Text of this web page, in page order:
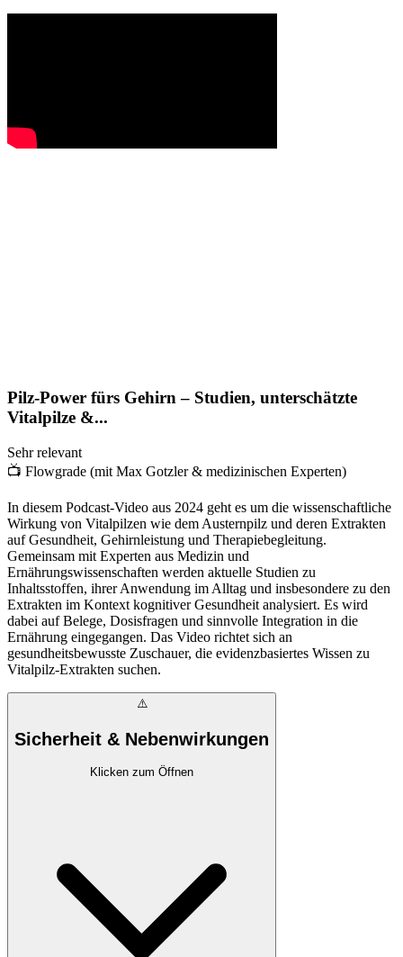
Pilz-Power fürs Gehirn – Studien, unterschätzte
Vitalpilze &...
Sehr relevant
📺 Flowgrade (mit Max Gotzler & medizinischen Experten)
In diesem Podcast-Video aus 2024 geht es um die wissenschaftliche
Wirkung von Vitalpilzen wie dem Austernpilz und deren Extrakten
auf Gesundheit, Gehirnleistung und Therapiebegleitung.
Gemeinsam mit Experten aus Medizin und
Ernährungswissenschaften werden aktuelle Studien zu
Inhaltsstoffen, ihrer Anwendung im Alltag und insbesondere zu den
Extrakten im Kontext kognitiver Gesundheit analysiert. Es wird
dabei auf Belege, Dosisfragen und sinnvolle Integration in die
Ernährung eingegangen. Das Video richtet sich an
gesundheitsbewusste Zuschauer, die evidenzbasiertes Wissen zu
Vitalpilz-Extrakten suchen.
⚠️
Sicherheit & Nebenwirkungen
Klicken zum Öffnen